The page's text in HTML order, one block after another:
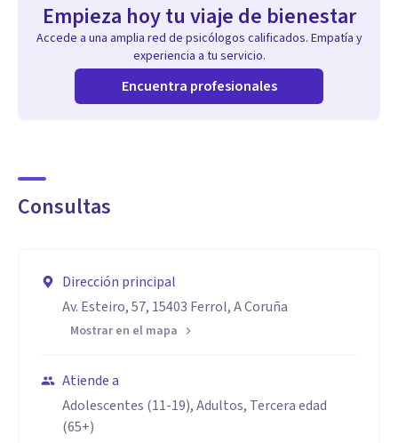
Empieza hoy tu viaje de bienestar
Accede a una amplia red de psicólogos calificados. Empatía y
experiencia a tu servicio.
Encuentra profesionales
Consultas
Dirección principal
Av. Esteiro, 57, 15403 Ferrol, A Coruña
Mostrar en el mapa
Atiende a
Adolescentes (11-19), Adultos, Tercera edad
(65+)